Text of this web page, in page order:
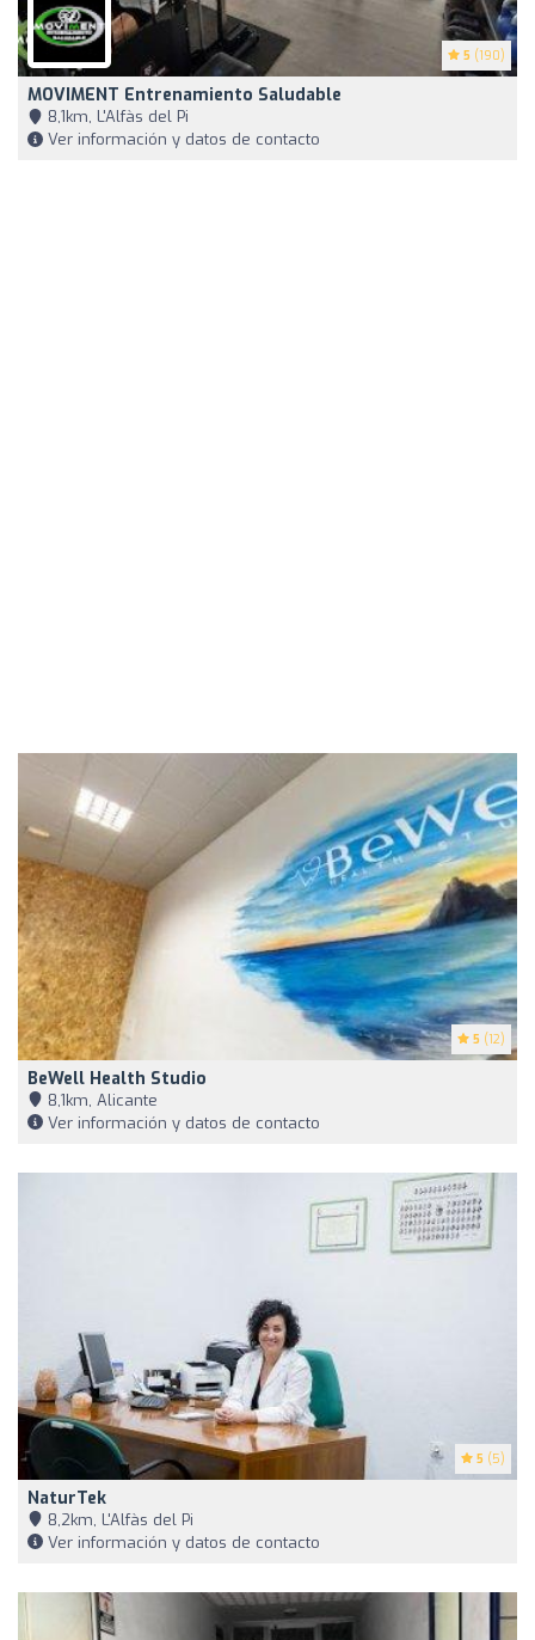
5 (190)
MOVIMENT Entrenamiento Saludable
8,1km, L'Alfàs del Pi
Ver información y datos de contacto
5 (12)
BeWell Health Studio
8,1km, Alicante
Ver información y datos de contacto
5 (5)
NaturTek
8,2km, L'Alfàs del Pi
Ver información y datos de contacto